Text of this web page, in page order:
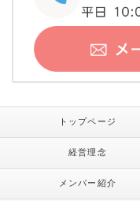
トップページ
経営理念
メンバー紹介